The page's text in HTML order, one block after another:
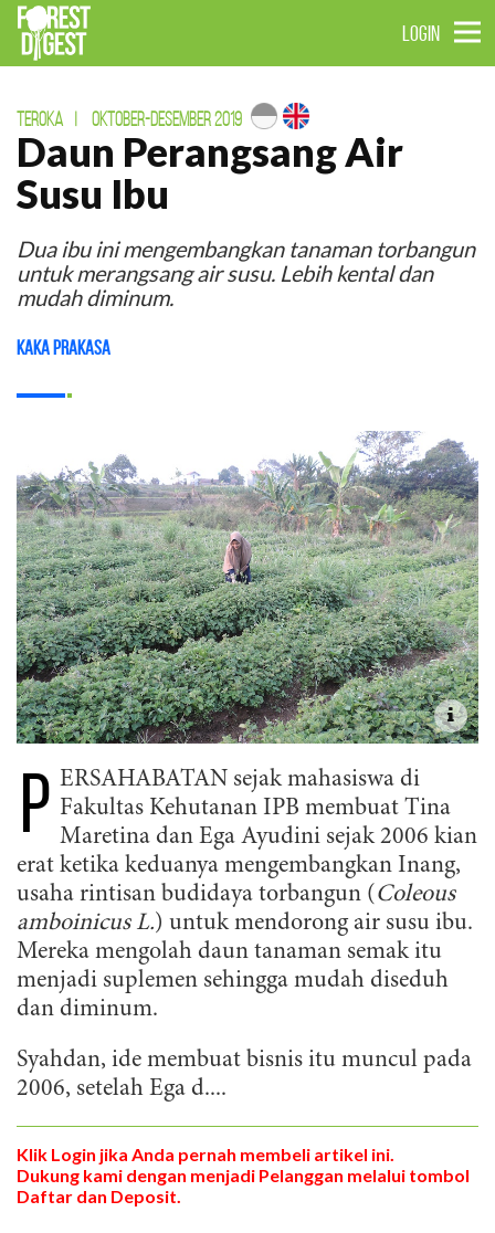
LOGIN
TEROKA OKTOBER-DESEMBER 2019
Daun Perangsang Air
Susu Ibu
Dua ibu ini mengembangkan tanaman torbangun
untuk merangsang air susu. Lebih kental dan
mudah diminum.
Kaka Prakasa
P ERSAHABATAN sejak mahasiswa di
Fakultas Kehutanan IPB membuat Tina
Maretina dan Ega Ayudini sejak 2006 kian
erat ketika keduanya mengembangkan Inang,
usaha rintisan budidaya torbangun ( Coleous
amboinicus L.) untuk mendorong air susu ibu.
Mereka mengolah daun tanaman semak itu
menjadi suplemen sehingga mudah diseduh
dan diminum.
Syahdan, ide membuat bisnis itu muncul pada
2006, setelah Ega d....
Klik Login jika Anda pernah membeli artikel ini.
Dukung kami dengan menjadi Pelanggan melalui tombol
Daftar dan Deposit.